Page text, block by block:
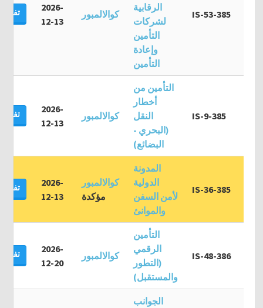
IS-53-385
الرقابية
لشركات
التأمين
وإعادة
التأمين
كوالالمبور
2026-
12-13
IS-9-385
التأمين من
أخطار
النقل
(البحري -
البضائع)
كوالالمبور
2026-
12-13
IS-36-385
المدونة
الدولية
لأمن السفن
والموانئ
كوالالمبور
مؤكدة
2026-
12-13
IS-48-386
التأمين
الرقمي
(التطور
والمستقبل)
كوالالمبور
2026-
12-20
الجوانب